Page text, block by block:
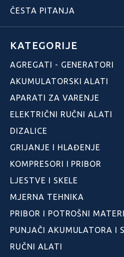
ČESTA PITANJA
KATEGORIJE
AGREGATI - GENERATORI
AKUMULATORSKI ALATI
APARATI ZA VARENJE
ELEKTRIČNI RUČNI ALATI
DIZALICE
GRIJANJE I HLAĐENJE
KOMPRESORI I PRIBOR
LJESTVE I SKELE
MJERNA TEHNIKA
PRIBOR I POTROŠNI
PUNJAČI AKUMULATORA I
RUČNI ALATI